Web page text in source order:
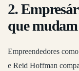
2.
que
Empreendedores
e Reid Hoffman